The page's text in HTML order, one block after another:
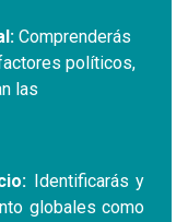
Comprenderás
políticos,
las
Identificarás y
globales como